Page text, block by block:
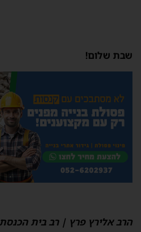
שבת שלום!
הרב אלירץ פרץ | רב בית הכנסת